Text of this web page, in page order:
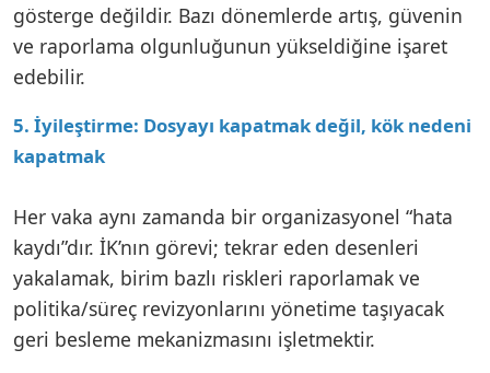
gösterge değildir. Bazı dönemlerde artış, güvenin
ve raporlama olgunluğunun yükseldiğine işaret
edebilir.
5. İyileştirme: Dosyayı kapatmak değil, kök nedeni
kapatmak
Her vaka aynı zamanda bir organizasyonel “hata
kaydı”dır. İK’nın görevi; tekrar eden desenleri
yakalamak, birim bazlı riskleri raporlamak ve
politika/süreç revizyonlarını yönetime taşıyacak
geri besleme mekanizmasını işletmektir.